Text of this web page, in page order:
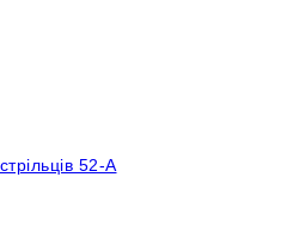
52-А